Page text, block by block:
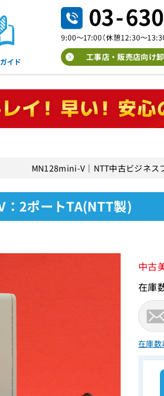
イド 工事店・販売店向け
MN128mini-V｜NTT中古ビジネス
：2ポートTA(NTT製)
中古
在庫
在庫数